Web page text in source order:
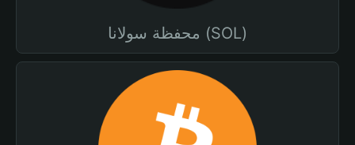
محفظة سولانا (SOL)